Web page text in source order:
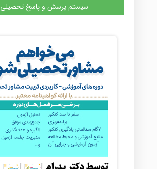
سیستم پرسش و پاسخ تحصیلی